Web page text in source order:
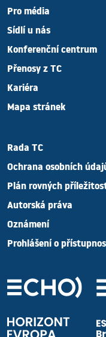
Pro média
Sídlí u nás
Konferenční centrum
Přenosy z TC
Kariéra
Mapa stránek
Rada TC
Ochrana osobních
Plán rovných
Autorská práva
Oznámení
Prohlášení o